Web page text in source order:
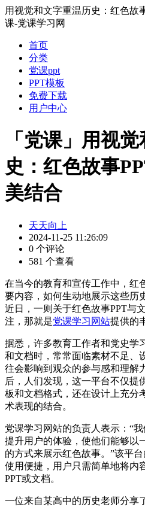
用视觉和文字重温历史：红色故
课-党课学习网
首页
分类
党课ppt
PPT模板
免费下载
用户中心
「党课」用视
史：红色故事
美结合
天天向上
2024-11-25 11:26:09
0 个评论
581 个查看
在当今的教育和宣传工作中，红
要内容，如何生动地展示这些历
近日，一则关于红色故事PPT与
注，那就是党课学习网站提供的
据悉，许多教育工作者和党史学
和文档时，常常面临素材不足、
往会影响到观众的参与感和理解
后，人们发现，这一平台不仅提
板和文档格式，还在设计上充分
术表现的结合。
党课学习网站的负责人表示：“
提升用户的体验，使他们能够以
的方式来展示红色故事。”该平
使用便捷，用户只需简单地将内
PPT或文档。
一位来自某高中的历史老师分享